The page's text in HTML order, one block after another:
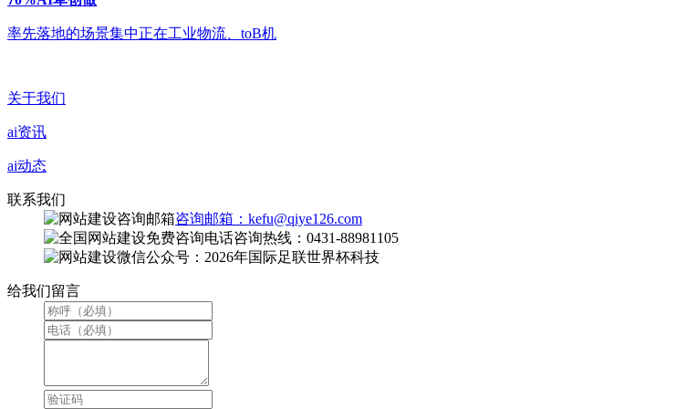
率先落地的场景集中正在工业物流、toB机
关于我们
ai资讯
ai动态
联系我们
咨询邮箱：kefu@qiye126.com
咨询热线：0431-88981105
微信公众号：2026年国际足联世界杯科技
给我们留言